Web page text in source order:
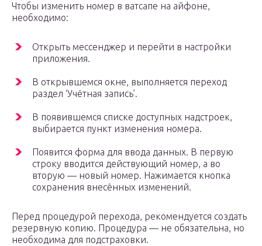
Чтобы изменить номер в ватсапе на айфоне,
необходимо:
Открыть мессенджер и перейти в настройки
приложения.
В открывшемся окне, выполняется переход
раздел ‘Учётная запись’.
В появившемся списке доступных надстроек,
выбирается пункт изменения номера.
Появится форма для ввода данных. В первую
строку вводится действующий номер, а во
вторую — новый номер. Нажимается кнопка
сохранения внесённых изменений.
Перед процедурой перехода, рекомендуется создать
резервную копию. Процедура — не обязательна, но
необходима для подстраховки.